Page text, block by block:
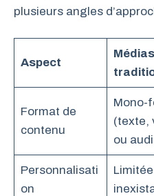
plusieurs angles
Aspect
Médias
Format de
contenu
Mono-
(texte,
ou
Personnalisati
on